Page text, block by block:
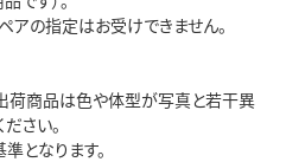
アの指定はお受けできません。
荷商品は色や体型が写真と若干異
さい。
となります。